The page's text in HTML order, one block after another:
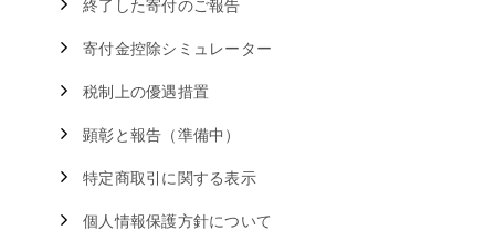
終了した寄付のご報告
寄付金控除シミュレーター
税制上の優遇措置
顕彰と報告（準備中）
特定商取引に関する表示
個人情報保護方針について